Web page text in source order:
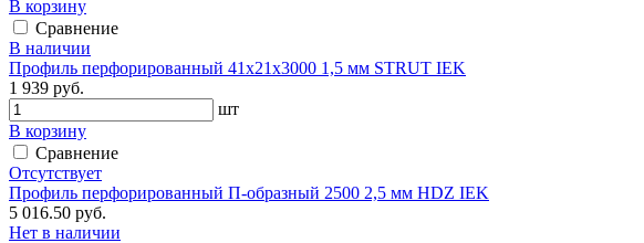
В корзину
Сравнение
В наличии
Профиль перфорированный 41х21х3000 1,5 мм STRUT IEK
1 939 руб.
шт
В корзину
Сравнение
Отсутствует
Профиль перфорированный П-образный 2500 2,5 мм HDZ IEK
5 016.50 руб.
Нет в наличии